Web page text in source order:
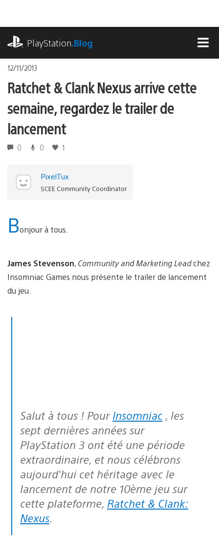
contenu
PlayStation.Blog
12/11/2013
Ratchet & Clank Nexus arrive cette
semaine, regardez le trailer de
lancement
0 0 1
PixelTux
SCEE Community Coordinator
Bonjour à tous.
James Stevenson, Community and Marketing Leadchez
Insomniac Games nous présente le trailer de lancement
du jeu.
Salut à tous ! Pour Insomniac , les
sept dernières années sur
PlayStation 3 ont été une période
extraordinaire, et nous célébrons
aujourd’hui cet héritage avec le
lancement de notre 10ème jeu sur
cette plateforme, Ratchet & Clank:
Nexus.